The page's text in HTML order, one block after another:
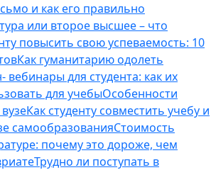
и как его правильно
или второе высшее – что
повысить свою успеваемость: 10
Как гуманитарию одолеть
вебинары для студента: как их
для учебыОсобенности
Как студенту совместить учебу и
самообразованияСтоимость
почему это дороже, чем
Трудно ли поступать в